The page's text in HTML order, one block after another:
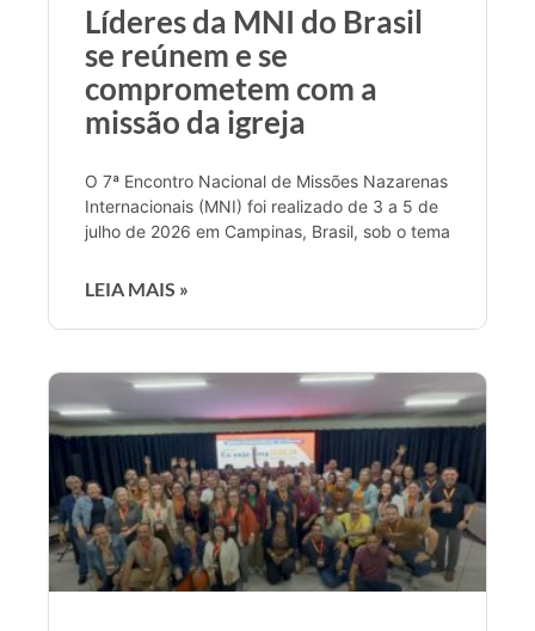
Líderes da MNI do Brasil
se reúnem e se
comprometem com a
missão da igreja
O 7ª Encontro Nacional de Missões Nazarenas
Internacionais (MNI) foi realizado de 3 a 5 de
julho de 2026 em Campinas, Brasil, sob o tema
LEIA MAIS »